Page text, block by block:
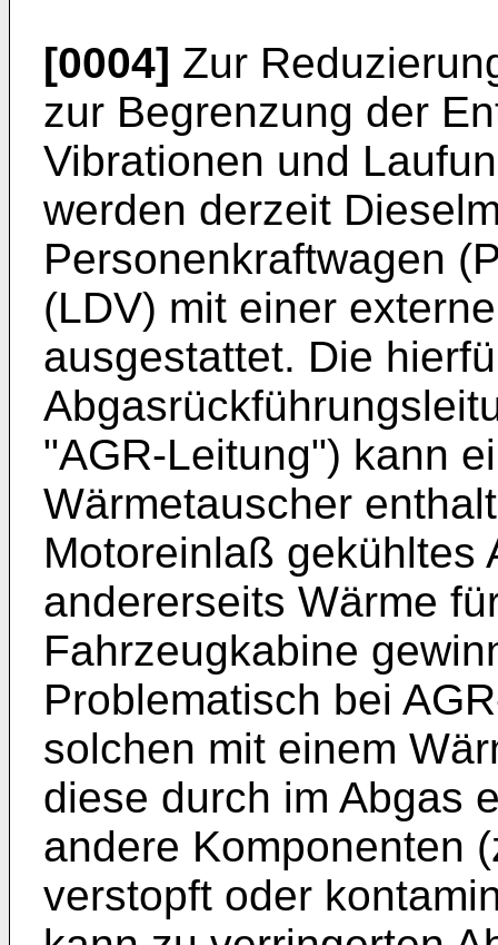
[0004] Zur
zur Begrenzung der
Vibrationen und
werden derzeit
Personenkraftwagen
(LDV) mit einer
ausgestattet. Die
"AGR-Leitung") kann
Wärmetauscher
Motoreinlaß gekühltes
andererseits Wärme
Fahrzeugkabine
Problematisch bei
solchen mit einem
diese durch im Abgas
andere Komponenten
verstopft oder